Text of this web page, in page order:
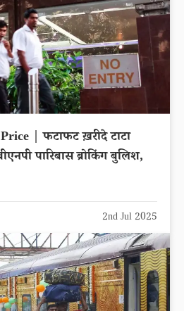
| फटाफट ख़रीदे टाटा
पारिबास ब्रोकिंग बुलिश,
2nd Jul 2025